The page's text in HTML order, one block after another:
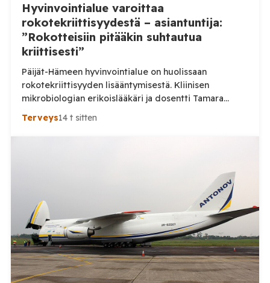
Hyvinvointialue varoittaa
rokotekriittisyydestä – asiantuntija:
”Rokotteisiin pitääkin suhtautua
kriittisesti”
Päijät-Hämeen hyvinvointialue on huolissaan
rokotekriittisyyden lisääntymisestä. Kliinisen
mikrobiologian erikoislääkäri ja dosentti Tamara
Tuuminen pitää ihmisten lisääntynyttä kriittisyyttä
myönteisenä kehityksenä. Aluehallituksen jäsen Ville-
kertoi heinäkuussa julkaisemassaan tiedotteessa,
että neuvoloissa ja kouluterveydenhuollossa on
havaittu merkkejä kasvavasta rokotekriittisyydestä.
Hyvinvointialueen mukaan rokotteiden
tarpeellisuudesta keskustellaan erityisesti […]
Terveys14 t sitten